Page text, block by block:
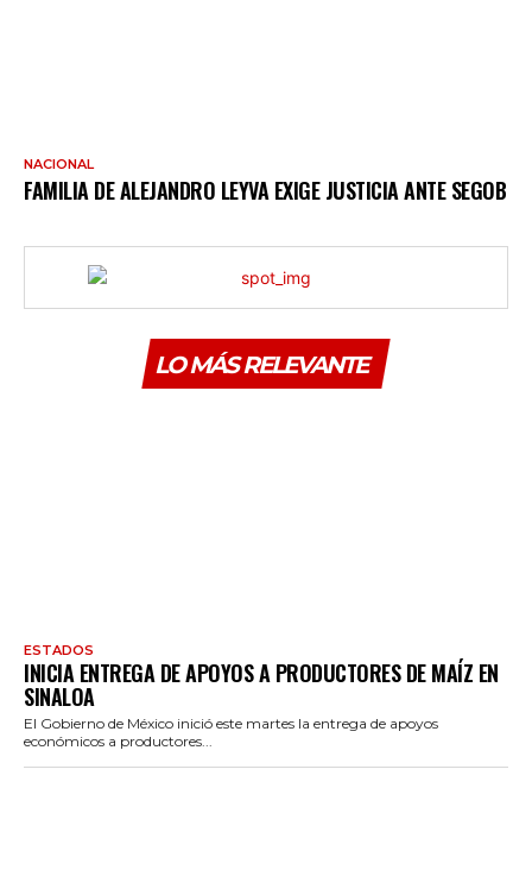
NACIONAL
FAMILIA DE ALEJANDRO LEYVA EXIGE JUSTICIA ANTE SEGOB
LO MÁS RELEVANTE
ESTADOS
INICIA ENTREGA DE APOYOS A PRODUCTORES DE MAÍZ EN
SINALOA
El Gobierno de México inició este martes la entrega de apoyos
económicos a productores...